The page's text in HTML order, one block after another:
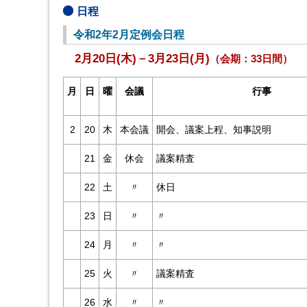
日程
令和2年2月定例会日程
2月20日(木)－3月23日(月) （会期：33日間）
月 日 曜 会議 行事
2 20 木 本会議 開会、議案上程、知事説明
21 金 休会 議案精査
22 土 〃 休日
23 日 〃 〃
24 月 〃 〃
25 火 〃 議案精査
26 水 〃 〃